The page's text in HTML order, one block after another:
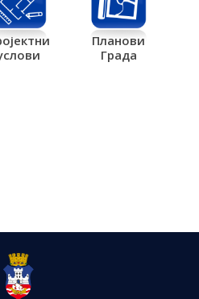
Планови
Града